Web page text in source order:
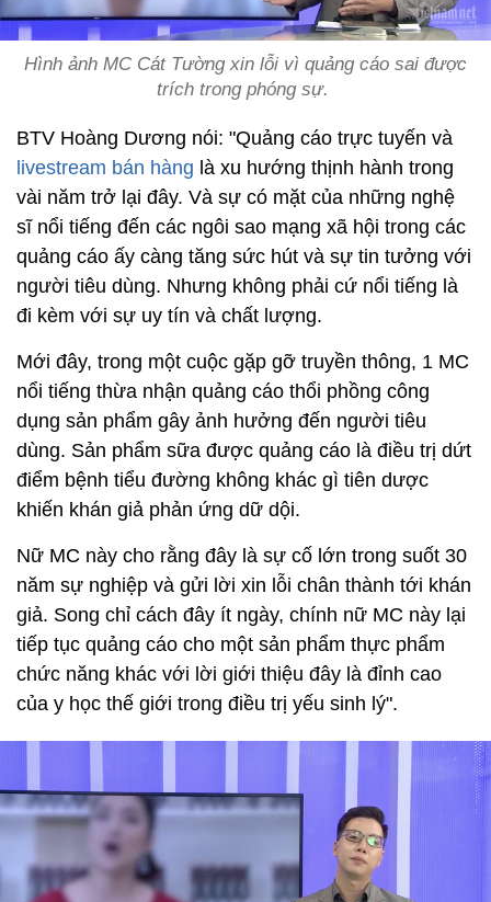
Hình ảnh MC Cát Tường xin lỗi vì quảng cáo sai được
trích trong phóng sự.
BTV Hoàng Dương nói: "Quảng cáo trực tuyến và
livestream bán hàng là xu hướng thịnh hành trong
vài năm trở lại đây. Và sự có mặt của những nghệ
sĩ nổi tiếng đến các ngôi sao mạng xã hội trong các
quảng cáo ấy càng tăng sức hút và sự tin tưởng với
người tiêu dùng. Nhưng không phải cứ nổi tiếng là
đi kèm với sự uy tín và chất lượng.
Mới đây, trong một cuộc gặp gỡ truyền thông, 1 MC
nổi tiếng thừa nhận quảng cáo thổi phồng công
dụng sản phẩm gây ảnh hưởng đến người tiêu
dùng. Sản phẩm sữa được quảng cáo là điều trị dứt
điểm bệnh tiểu đường không khác gì tiên dược
khiến khán giả phản ứng dữ dội.
Nữ MC này cho rằng đây là sự cố lớn trong suốt 30
năm sự nghiệp và gửi lời xin lỗi chân thành tới khán
giả. Song chỉ cách đây ít ngày, chính nữ MC này lại
tiếp tục quảng cáo cho một sản phẩm thực phẩm
chức năng khác với lời giới thiệu đây là đỉnh cao
của y học thế giới trong điều trị yếu sinh lý".